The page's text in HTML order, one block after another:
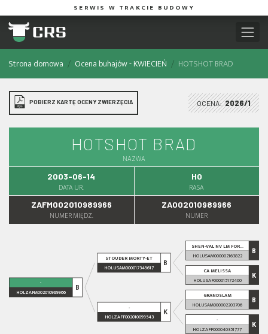
SERWIS W TRAKCIE BUDOWY
Strona domowa Ocena buhajów - KWIECIEŃ HOTSHOT BRAD
POBIERZ KARTĘ OCENY ZWIERZĘCIA OCENA: 2026/1
HOTSHOT BRAD
NAZWA
2003-06-14
DATA UR.
HO
RASA
ZAFM002010989966
NUMER MIĘDZ.
ZA002010989966
NUMER
-
HOLZAFM002010989966
B
STOUDER MORTY-ET
HOLUSAM000017349617 B
-
HOLZAFF002010099543 K
SHEN-VAL NV LM FOR...
HOLUSAM000002163822
B
CA MELISSA
HOLUSAF000015172400
K
GRANDSLAM
HOLUSAM000002203706
B
-
HOLZAFF000040351777 K